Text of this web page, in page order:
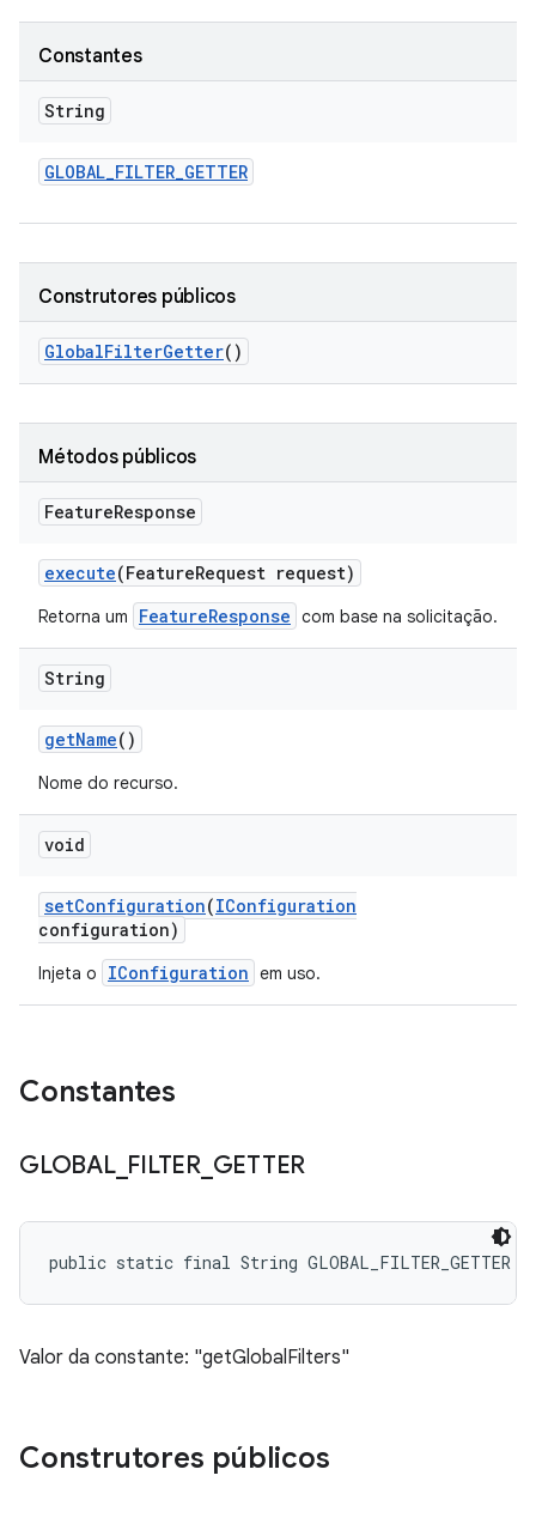
Constantes
String
GLOBAL_FILTER_GETTER
Construtores públicos
GlobalFilterGetter()
Métodos públicos
FeatureResponse
execute(FeatureRequest request)
Retorna um FeatureResponse com base na solicitação.
String
getName()
Nome do recurso.
void
setConfiguration(IConfiguration
configuration)
Injeta o IConfiguration em uso.
Constantes
GLOBAL_ FILTER_ GETTER
public static final String GLOBAL_FILTER_GETTER
Valor da constante: "getGlobalFilters"
Construtores públicos